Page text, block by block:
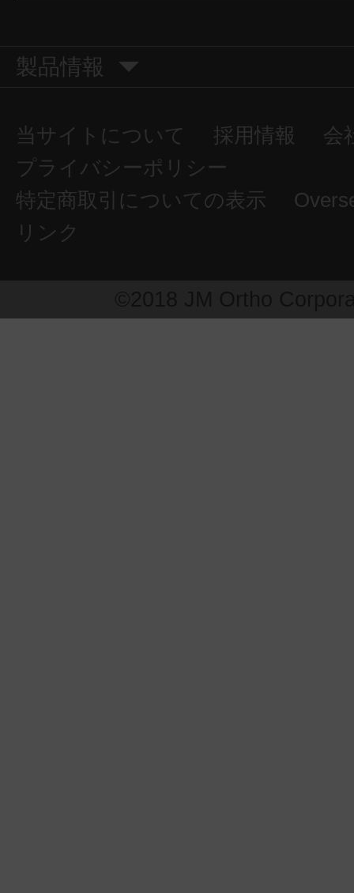
製品情報
当サイトについて 採用情報
会
プライバシーポリシー
特定商取引についての表示
リンク